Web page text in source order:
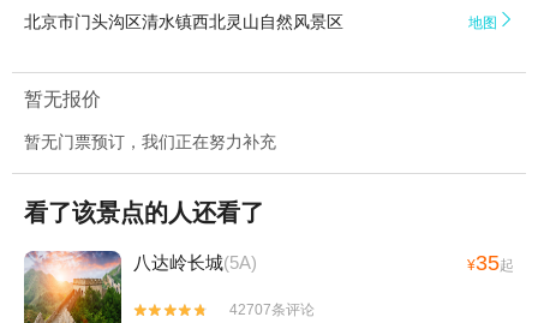
北京市门头沟区清水镇西北灵山自然风景区 地图 
暂无报价
暂无门票预订，我们正在努力补充
看了该景点的人还看了
八达岭长城(5A) ¥35起


42707条评论